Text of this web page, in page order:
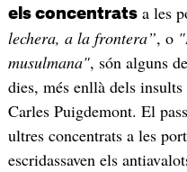
els concentratsa les
lechera, a la frontera”, o
musulmana", són alguns
dies, més enllà dels
Carles Puigdemont. El
ultres concentrats a les
escridassaven els